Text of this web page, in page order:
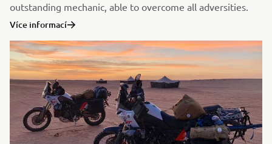
outstanding mechanic, able to overcome all adversities.
Více informací